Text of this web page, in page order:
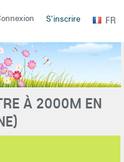
S'inscrire FR
À 2000M EN